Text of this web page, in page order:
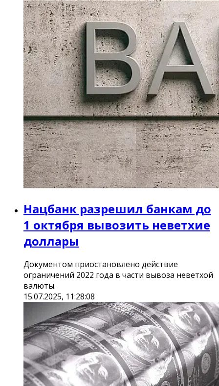
Нацбанк разрешил банкам до
1 октября вывозить неветхие
доллары
Документом приостановлено действие
ограничений 2022 года в части вывоза неветхой
валюты.
15.07.2025, 11:28:08